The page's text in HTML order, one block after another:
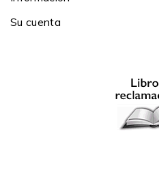
Su cuenta